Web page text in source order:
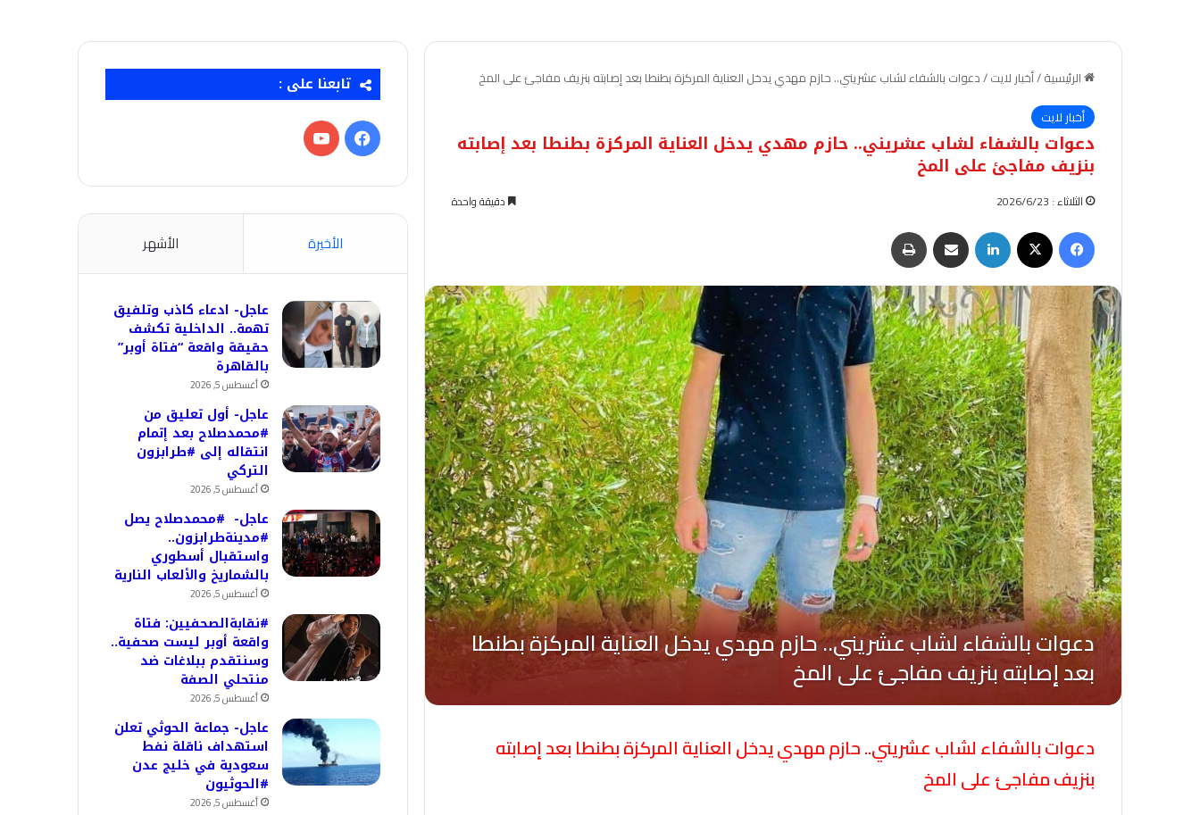
الرئيسية/أخبار لايت/دعوات بالشفاء لشاب عشريني.. حازم مهدي يدخل العناية المركزة بطنطا بعد إصابته بنزيف مفاجئ على المخ
أخبار لايت
دعوات بالشفاء لشاب عشريني.. حازم مهدي يدخل العناية المركزة بطنطا بعد إصابته
بنزيف مفاجئ على المخ
الثلاثاء : 2026/6/23 دقيقة واحدة
فيسبوك لينكدإن مشاركة عبر البريد
دعوات بالشفاء لشاب عشريني.. حازم مهدي يدخل العناية المركزة بطنطا بعد إصابته
بنزيف مفاجئ على المخ
تابعنا على :
فيسبوك‫YouTube
الأخيرة الأشهر
عاجل- ادعاء كاذب وتلفيق
تهمة.. الداخلية تكشف
حقيقة واقعة “فتاة أوبر”
بالقاهرة
أغسطس 5, 2026
عاجل- أول تعليق من
#محمدصلاح بعد إتمام
انتقاله إلى #طرابزون
التركي
أغسطس 5, 2026
عاجل- #محمدصلاح يصل
#مدينةطرابزون..
واستقبال أسطوري
بالشماريخ والألعاب النارية
أغسطس 5, 2026
#نقابةالصحفيين: فتاة
واقعة أوبر ليست صحفية..
وسنتقدم ببلاغات ضد
منتحلي الصفة
أغسطس 5, 2026
عاجل- جماعة الحوثي تعلن
استهداف ناقلة نفط
سعودية في خليج عدن
#الحوثيون
أغسطس 5, 2026